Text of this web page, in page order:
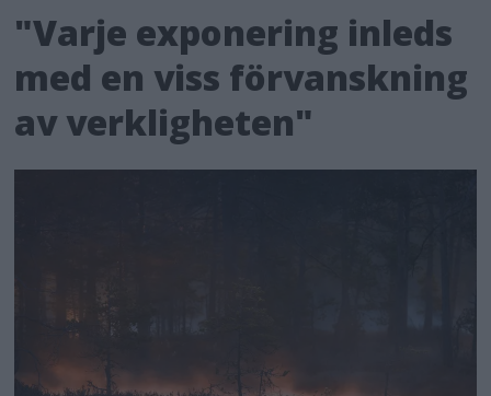
"Varje exponering inleds
med en viss förvanskning
av verkligheten"